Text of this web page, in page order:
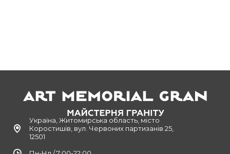
Україна, Житомирська область, місто
Коростишів, вул. Червоних партизанів 25,
12501